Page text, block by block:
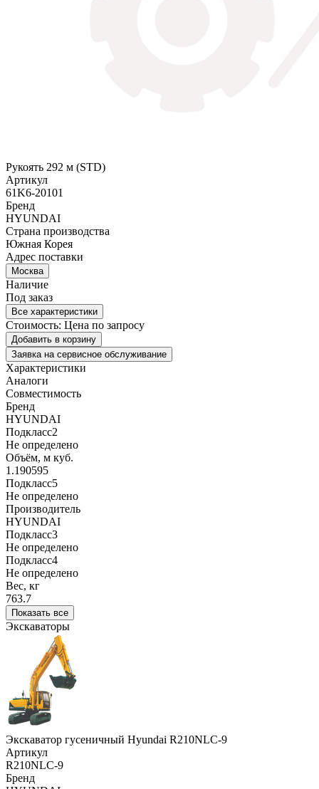
Рукоять 292 м (STD)
Артикул
61K6-20101
Бренд
HYUNDAI
Страна производства
Южная Корея
Адрес поставки
Москва
Наличие
Под заказ
Все характеристики
Стоимость: Цена по запросу
Добавить в корзину
Заявка на сервисное обслуживание
Характеристики
Аналоги
Совместимость
Бренд
HYUNDAI
Подкласс2
Не определено
Объём, м куб.
1.190595
Подкласс5
Не определено
Производитель
HYUNDAI
Подкласс3
Не определено
Подкласс4
Не определено
Вес, кг
763.7
Показать все
Экскаваторы
Экскаватор гусеничный Hyundai R210NLC-9
Артикул
R210NLC-9
Бренд